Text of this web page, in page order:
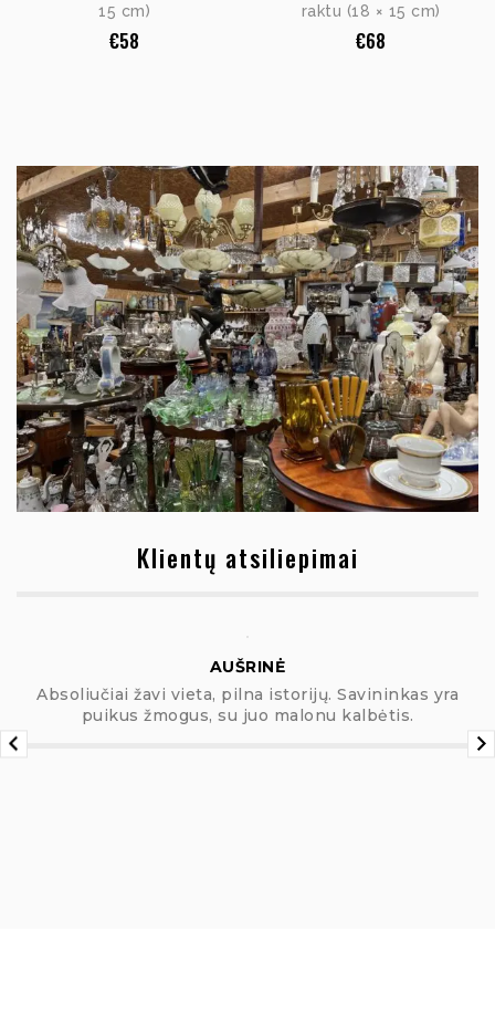
15 cm)
€58
raktu (18 × 15 cm)
€68
Klientų atsiliepimai
Absoliučiai žavi vieta, pilna istorijų. Savininkas yra
puikus žmogus, su juo malonu kalbėtis.
AUŠRINĖ